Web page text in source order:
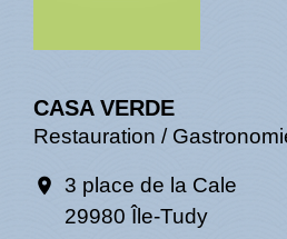
CASA VERDE
Restauration /
location_on 3 place de la Cale
29980 Île-Tudy